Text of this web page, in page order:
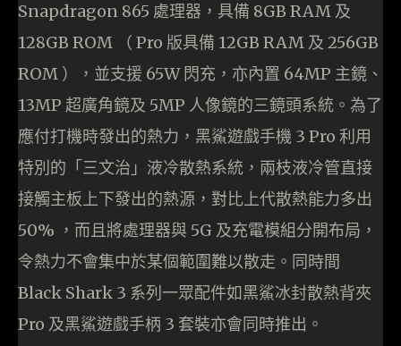
Snapdragon 865 處理器，具備 8GB RAM 及
128GB ROM （ Pro 版具備 12GB RAM 及 256GB
ROM ），並支援 65W 閃充，亦內置 64MP 主鏡、
13MP 超廣角鏡及 5MP 人像鏡的三鏡頭系統。為了
應付打機時發出的熱力，黑鯊遊戲手機 3 Pro 利用
特別的「三文治」液冷散熱系統，兩枝液冷管直接
接觸主板上下發出的熱源，對比上代散熱能力多出
50% ，而且將處理器與 5G 及充電模組分開布局，
令熱力不會集中於某個範圍難以散走。同時間
Black Shark 3 系列一眾配件如黑鯊冰封散熱背夾
Pro 及黑鯊遊戲手柄 3 套裝亦會同時推出。